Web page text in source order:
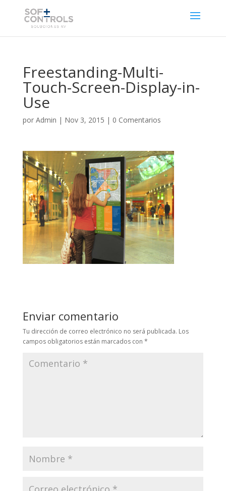
Freestanding-Multi-
Touch-Screen-Display-in-
Use
por Admin | Nov 3, 2015 | 0 Comentarios
Enviar comentario
Tu dirección de correo electrónico no será publicada. Los
campos obligatorios están marcados con *